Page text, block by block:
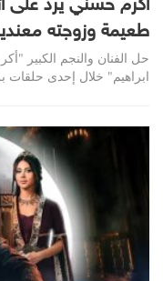
أكرم حسني يرد على
طعيمة وزوجته
حل الفنان والنجم الكبير
ابراهيم" خلال إحدى